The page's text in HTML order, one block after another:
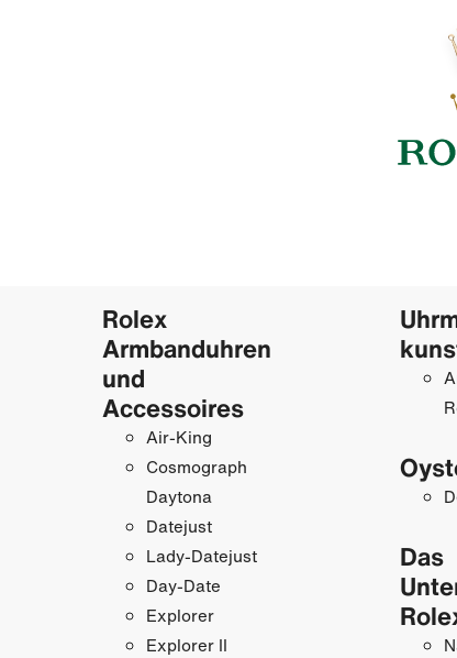
Rolex
Armbanduhren
und
Accessoires
Air-King
Cosmograph
Daytona
Datejust
Lady-Datejust
Day-Date
Explorer
Explorer II
Das